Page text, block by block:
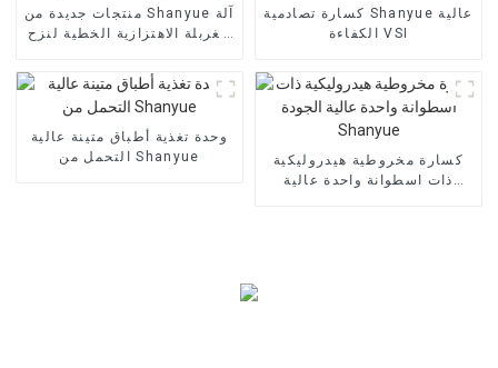
منتجات جديدة من Shanyue آلة
الغربلة الاهتزازية الخطية لنزح
كسارة تصادمية Shanyue عالية
الكفاءة VSI
وحدة تغذية أطباق متينة عالية
التحمل من Shanyue
كسارة مخروطية هيدروليكية
ذات اسطوانة واحدة عالية